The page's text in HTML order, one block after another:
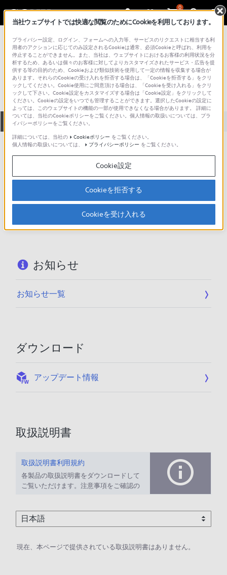
0
総合サポート・お問い合わせ ノートPC
PCG-GR3F
全て ダウンロード 取扱説明書 Q&A
製品に関する重要なお知らせ
お知らせ
製品に関する重要なお知らせ
重要なお知らせ一覧
お知らせ
お知らせ一覧
ダウンロード
アップデート情報
取扱説明書
取扱説明書利用規約
各製品の取扱説明書をダウンロードして
ご覧いただけます。注意事項をご確認の
現在、本ページで提供されている取扱説明書はありません。
当社ウェブサイトでは快適な閲覧のためにCookieを利用しております。
プライバシー設定、ログイン、フォームへの入力等、サービスのリクエストに相当する利
用者のアクションに応じてのみ設定されるCookieは通常、必須Cookieと呼ばれ、利用を
停止することができません。また、当社は、ウェブサイトにおけるお客様の利用状況を分
析するため、あるいは個々のお客様に対してよりカスタマイズされたサービス・広告を提
供する等の目的のため、Cookieおよび類似技術を使用して一定の情報を収集する場合が
あります。それらのCookieの受け入れを拒否する場合は、「Cookieを拒否する」をクリ
ックしてください。Cookie使用にご同意頂ける場合は、「Cookieを受け入れる」をクリ
ックして下さい。Cookie設定をカスタマイズする場合は「Cookie設定」をクリックして
ください。Cookieの設定をいつでも管理することができます。選択したCookieの設定に
よっては、このウェブサイトの機能の一部が使用できなくなる場合があります。 詳細に
ついては、当社のCookieポリシーをご覧ください。個人情報の取扱いについては、プラ
イバシーポリシーをご覧ください。
詳細については、当社の
Cookieポリシー をご覧ください。
個人情報の取扱いについては、
プライバシーポリシー をご覧ください。
Cookie設定
Cookieを拒否する
Cookieを受け入れる